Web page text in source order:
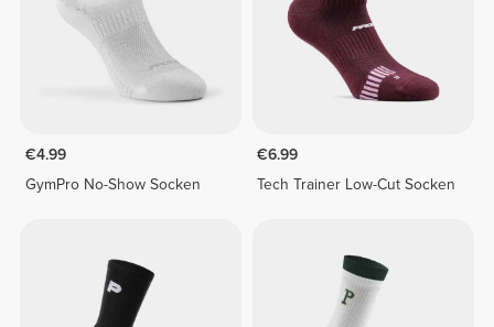
€4.99
GymPro No-Show Socken
€6.99
Tech Trainer Low-Cut Socken